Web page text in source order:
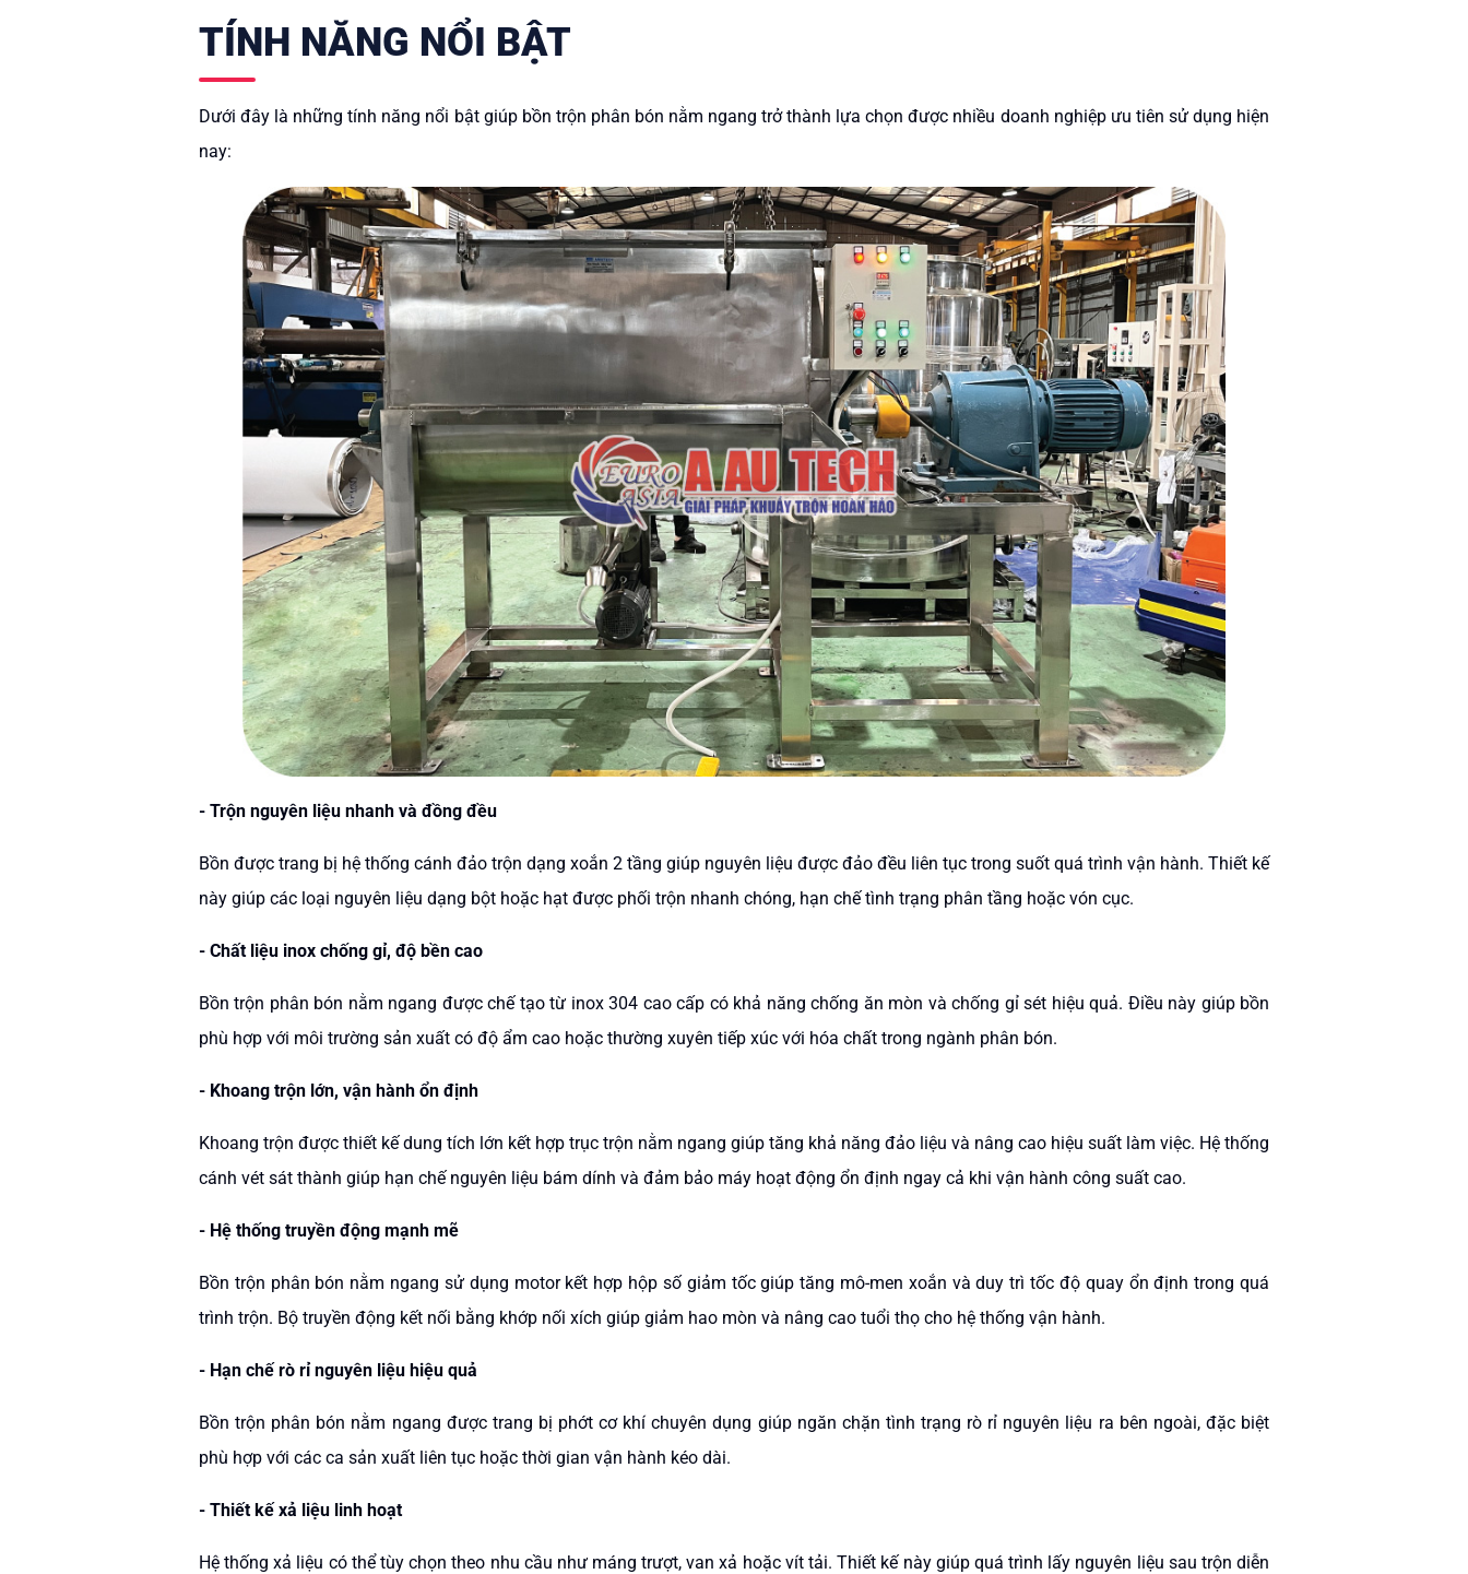
TÍNH NĂNG NỔI BẬT
Dưới đây là những tính năng nổi bật giúp bồn trộn phân bón nằm ngang trở thành lựa chọn được nhiều doanh nghiệp ưu tiên sử dụng hiện
nay:
- Trộn nguyên liệu nhanh và đồng đều
Bồn được trang bị hệ thống cánh đảo trộn dạng xoắn 2 tầng giúp nguyên liệu được đảo đều liên tục trong suốt quá trình vận hành. Thiết kế
này giúp các loại nguyên liệu dạng bột hoặc hạt được phối trộn nhanh chóng, hạn chế tình trạng phân tầng hoặc vón cục.
- Chất liệu inox chống gỉ, độ bền cao
Bồn trộn phân bón nằm ngang được chế tạo từ inox 304 cao cấp có khả năng chống ăn mòn và chống gỉ sét hiệu quả. Điều này giúp bồn
phù hợp với môi trường sản xuất có độ ẩm cao hoặc thường xuyên tiếp xúc với hóa chất trong ngành phân bón.
- Khoang trộn lớn, vận hành ổn định
Khoang trộn được thiết kế dung tích lớn kết hợp trục trộn nằm ngang giúp tăng khả năng đảo liệu và nâng cao hiệu suất làm việc. Hệ thống
cánh vét sát thành giúp hạn chế nguyên liệu bám dính và đảm bảo máy hoạt động ổn định ngay cả khi vận hành công suất cao.
- Hệ thống truyền động mạnh mẽ
Bồn trộn phân bón nằm ngang sử dụng motor kết hợp hộp số giảm tốc giúp tăng mô-men xoắn và duy trì tốc độ quay ổn định trong quá
trình trộn. Bộ truyền động kết nối bằng khớp nối xích giúp giảm hao mòn và nâng cao tuổi thọ cho hệ thống vận hành.
- Hạn chế rò rỉ nguyên liệu hiệu quả
Bồn trộn phân bón nằm ngang được trang bị phớt cơ khí chuyên dụng giúp ngăn chặn tình trạng rò rỉ nguyên liệu ra bên ngoài, đặc biệt
phù hợp với các ca sản xuất liên tục hoặc thời gian vận hành kéo dài.
- Thiết kế xả liệu linh hoạt
Hệ thống xả liệu có thể tùy chọn theo nhu cầu như máng trượt, van xả hoặc vít tải. Thiết kế này giúp quá trình lấy nguyên liệu sau trộn diễn